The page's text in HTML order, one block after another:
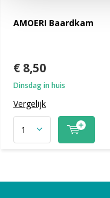
AMOERI Baardkam
€ 8,50
Dinsdag in huis
Vergelijk